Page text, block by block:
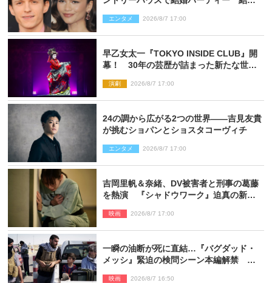
エンタメ 2026/8/7 17:00
早乙女太一『TOKYO INSIDE CLUB』開
幕！ 30年の芸歴が詰まった新たな世界
演劇 2026/8/7 17:00
24の調から広がる2つの世界――吉見友貴
が挑むショパンとショスタコーヴィチ
エンタメ 2026/8/7 17:00
吉岡里帆＆奈緒、DV被害者と刑事の葛藤
を熱演 『シャドウワーク』迫真の新場
映画 2026/8/7 17:00
一瞬の油断が死に直結…『バグダッド・
メッシ』緊迫の検問シーン本編解禁 監
映画 2026/8/7 16:50